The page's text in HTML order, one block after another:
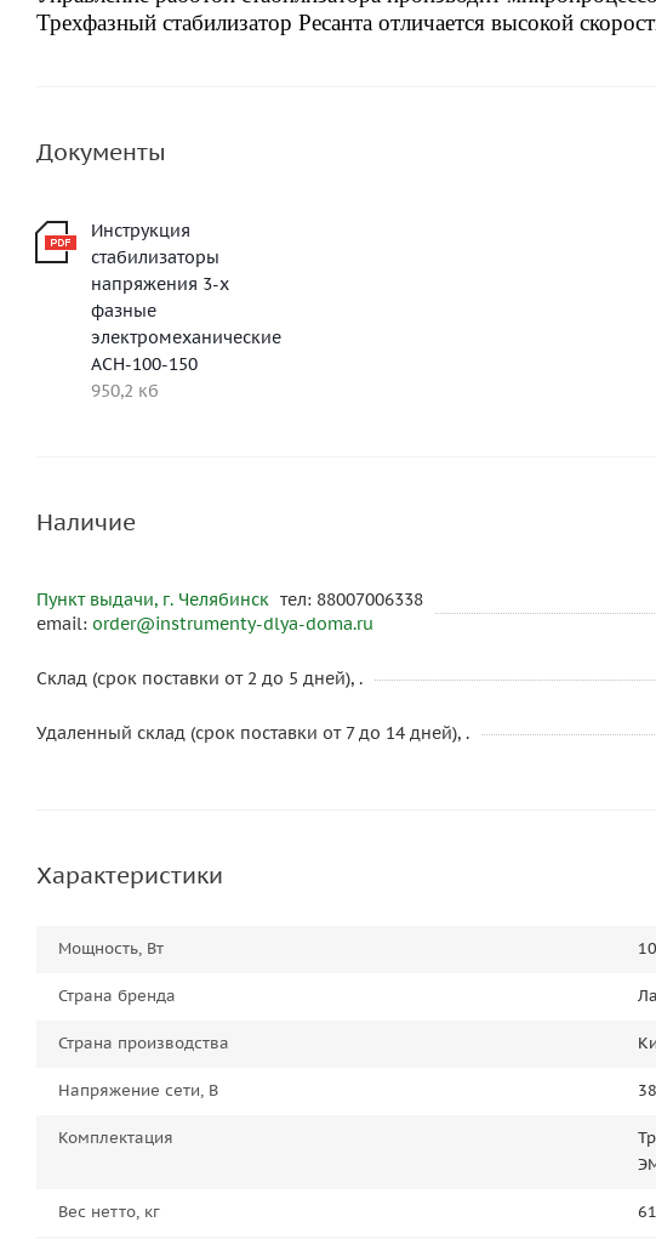
Трехфазный стабилизатор Ресанта отличается высокой
Документы
Инструкция
стабилизаторы
напряжения 3-х
фазные
электромеханические
АСН-100-150
950,2 кб
Наличие
Пункт выдачи, г. Челябинск тел: 88007006338
email: order@instrumenty-dlya-doma.ru
Склад (срок поставки от 2 до 5 дней), .
Удаленный склад (срок поставки от 7 до 14 дней), .
Характеристики
Мощность, Вт
Страна бренда
Страна производства
Напряжение сети, В
Комплектация
Вес нетто, кг